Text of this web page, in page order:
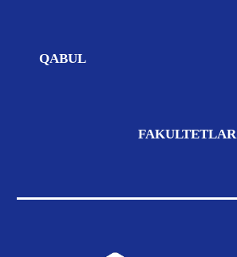
QABUL
FAKULTETLAR